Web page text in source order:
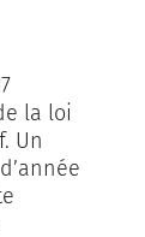
la loi
Un